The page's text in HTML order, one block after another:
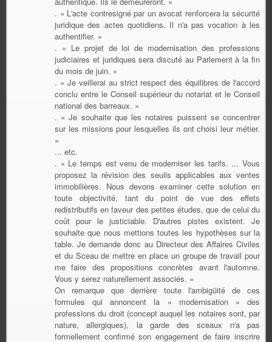
. « L'acte contresigné par un avocat renforcera la sécurité
juridique des actes quotidiens. Il n'a pas vocation à les
authentifier. »
. « Le projet de loi de modernisation des professions
judiciaires et juridiques sera discuté au Parlement à la fin
du mois de juin. »
. « Je veillerai au strict respect des équilibres de l'accord
conclu entre le Conseil supérieur du notariat et le Conseil
national des barreaux. »
. « Je souhaite que les notaires puissent se concentrer
sur les missions pour lesquelles ils ont choisi leur métier.
»
... etc.
. « Le temps est venu de moderniser les tarifs. ... Vous
proposez la révision des seuils applicables aux ventes
immobilières. Nous devons examiner cette solution en
toute objectivité, tant du point de vue des effets
redistributifs en faveur des petites études, que de celui du
coût pour le justiciable. D'autres pistes existent. Je
souhaite que nous mettions toutes les hypothèses sur la
table. Je demande donc au Directeur des Affaires Civiles
et du Sceau de mettre en place un groupe de travail pour
me faire des propositions concrètes avant l'automne.
Vous y serez naturellement associés. »
On remarque que derrière toute l'ambigüité de ces
formules qui annoncent la « modernisation » des
professions du droit (concept auquel les notaires sont, par
nature, allergiques), la garde des sceaux n'a pas
formellement confirmé son engagement de faire inscrire